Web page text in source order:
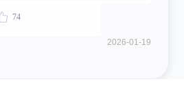
74
2026-01-19